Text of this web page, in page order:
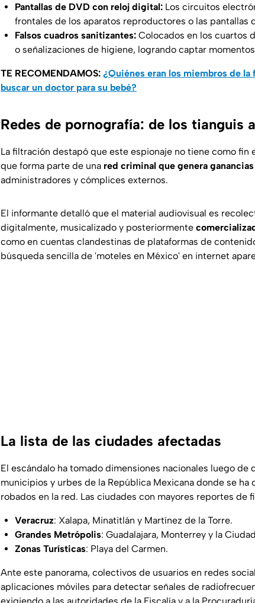
Pantallas de DVD con reloj digital: Los circuitos
frontales de los aparatos reproductores o las pantallas
Falsos cuadros sanitizantes: Colocados en los cuartos
o señalizaciones de higiene, logrando captar
TE RECOMENDAMOS: ¿Quiénes eran los miembros de
buscar un doctor para su bebé?
Redes de pornografía: de los tianguis
La filtración destapó que este espionaje no tiene como fin
que forma parte de una red criminal que genera
administradores y cómplices externos.
El informante detalló que el material audiovisual es
digitalmente, musicalizado y posteriormente
como en cuentas clandestinas de plataformas de
búsqueda sencilla de 'moteles en México' en internet
La lista de las ciudades afectadas
El escándalo ha tomado dimensiones nacionales luego
municipios y urbes de la República Mexicana donde se
robados en la red. Las ciudades con mayores reportes de
Veracruz: Xalapa, Minatitlán y Martínez de la Torre.
Grandes Metrópolis: Guadalajara, Monterrey y la
Zonas Turísticas: Playa del Carmen.
Ante este panorama, colectivos de usuarios en redes
aplicaciones móviles para detectar señales de
exigiendo a las autoridades de la Fiscalía y a la